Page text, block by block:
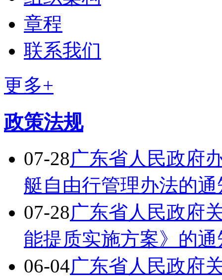
章程
联系我们
更多+
政策法规
07-28广东省人民政府
艇自由行管理办法的通
07-28广东省人民政府
能提质实施方案》的通
06-04广东省人民政府